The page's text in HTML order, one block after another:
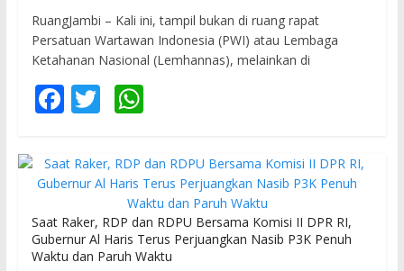
RuangJambi – Kali ini, tampil bukan di ruang rapat
Persatuan Wartawan Indonesia (PWI) atau Lembaga
Ketahanan Nasional (Lemhannas), melainkan di
F
e
b
o
o
T
itt
er
W
at
s
A
p
Saat Raker, RDP dan RDPU Bersama Komisi II DPR RI,
Gubernur Al Haris Terus Perjuangkan Nasib P3K Penuh
Waktu dan Paruh Waktu